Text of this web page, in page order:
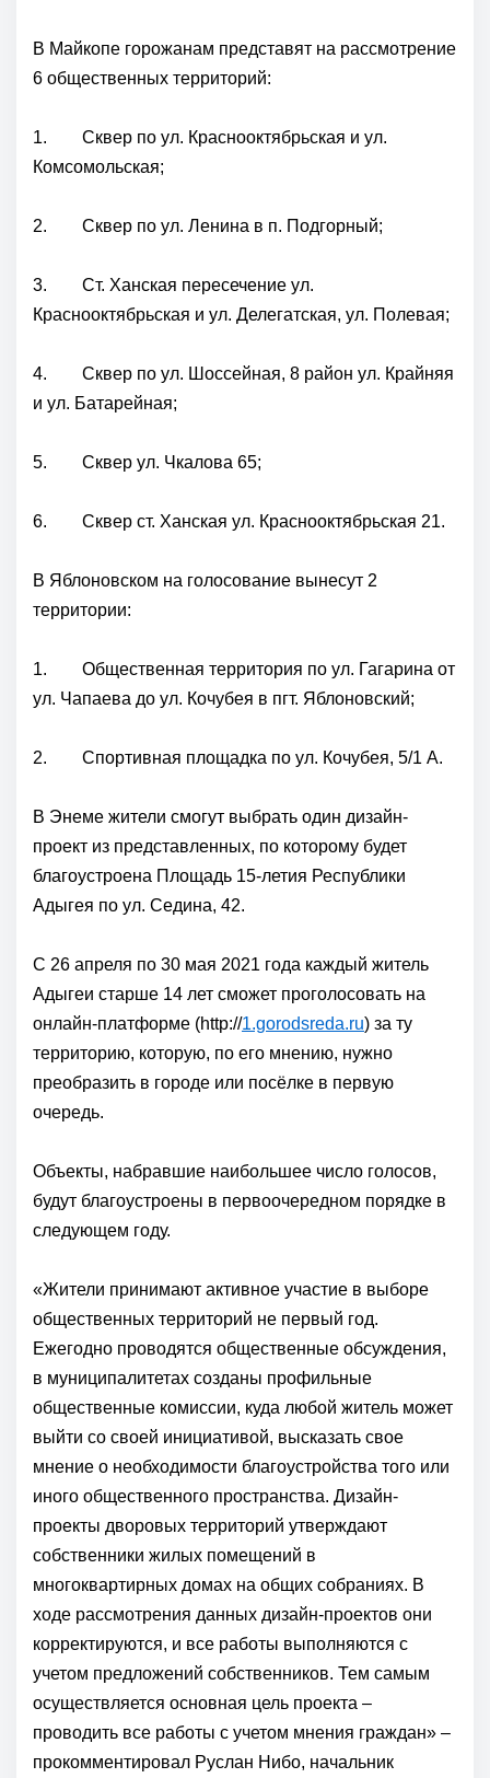
В Майкопе горожанам представят на рассмотрение
6 общественных территорий:
1. Сквер по ул. Краснооктябрьская и ул.
Комсомольская;
2. Сквер по ул. Ленина в п. Подгорный;
3. Ст. Ханская пересечение ул.
Краснооктябрьская и ул. Делегатская, ул. Полевая;
4. Сквер по ул. Шоссейная, 8 район ул. Крайняя
и ул. Батарейная;
5. Сквер ул. Чкалова 65;
6. Сквер ст. Ханская ул. Краснооктябрьская 21.
В Яблоновском на голосование вынесут 2
территории:
1. Общественная территория по ул. Гагарина от
ул. Чапаева до ул. Кочубея в пгт. Яблоновский;
2. Спортивная площадка по ул. Кочубея, 5/1 А.
В Энеме жители смогут выбрать один дизайн-
проект из представленных, по которому будет
благоустроена Площадь 15-летия Республики
Адыгея по ул. Седина, 42.
С 26 апреля по 30 мая 2021 года каждый житель
Адыгеи старше 14 лет сможет проголосовать на
онлайн-платформе (http://1.gorodsreda.ru) за ту
территорию, которую, по его мнению, нужно
преобразить в городе или посёлке в первую
очередь.
Объекты, набравшие наибольшее число голосов,
будут благоустроены в первоочередном порядке в
следующем году.
«Жители принимают активное участие в выборе
общественных территорий не первый год.
Ежегодно проводятся общественные обсуждения,
в муниципалитетах созданы профильные
общественные комиссии, куда любой житель может
выйти со своей инициативой, высказать свое
мнение о необходимости благоустройства того или
иного общественного пространства. Дизайн-
проекты дворовых территорий утверждают
собственники жилых помещений в
многоквартирных домах на общих собраниях. В
ходе рассмотрения данных дизайн-проектов они
корректируются, и все работы выполняются с
учетом предложений собственников. Тем самым
осуществляется основная цель проекта –
проводить все работы с учетом мнения граждан» –
прокомментировал Руслан Нибо, начальник